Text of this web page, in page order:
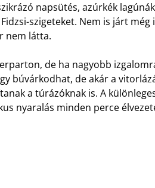
napsütés, azúrkék
szigeteket. Nem is járt még
nem látta.
de ha nagyobb
búvárkodhat, de akár a
a túrázóknak is. A
nyaralás minden perce